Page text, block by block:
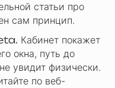
статьи про
сам принцип.
Кабинет покажет
окна, путь до
увидит физически.
по веб-